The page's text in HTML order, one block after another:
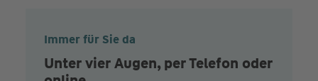
Immer für Sie da
Unter vier Augen, per Telefon oder